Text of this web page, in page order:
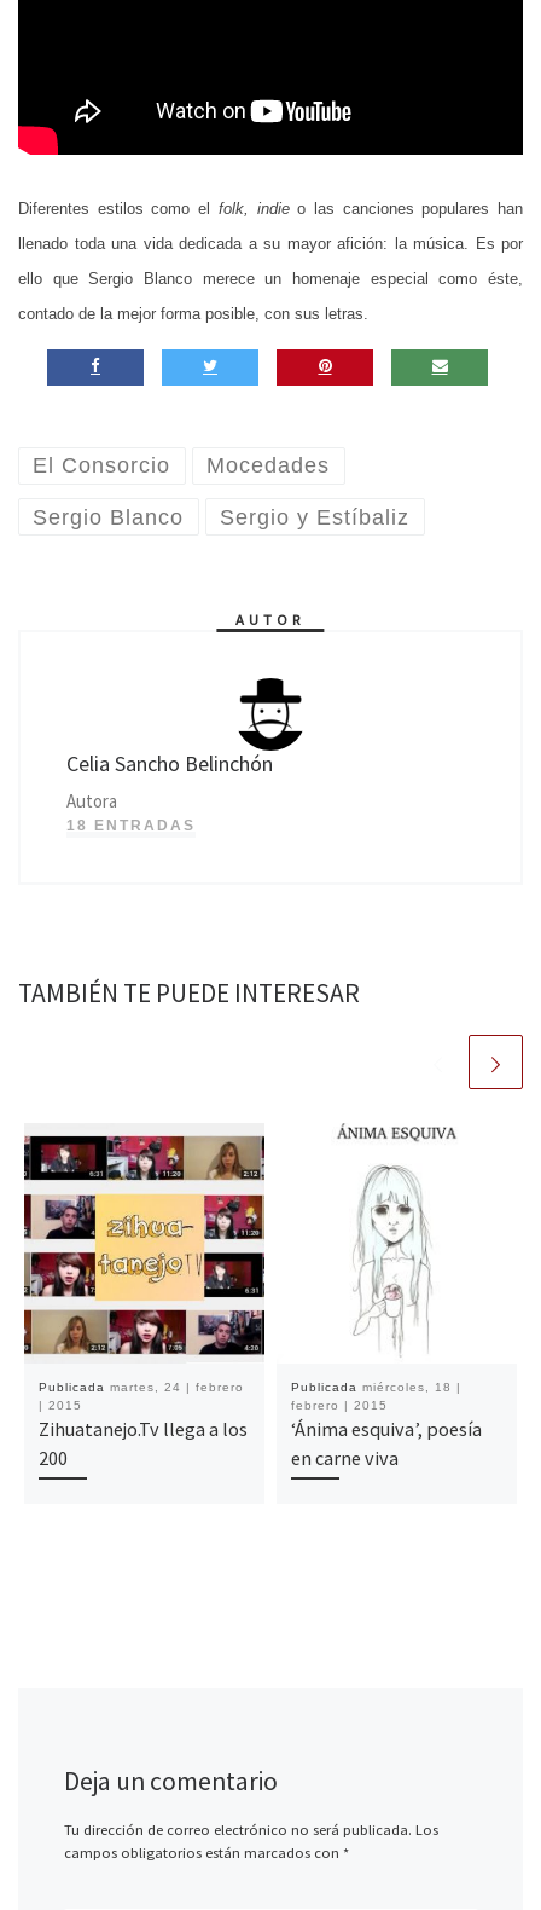
Diferentes estilos como el folk, indieo las canciones populares han
llenado toda una vida dedicada a su mayor afición: la música. Es por
ello que Sergio Blanco merece un homenaje especial como éste,
contado de la mejor forma posible, con sus letras.
El Consorcio Mocedades
Sergio Blanco Sergio y Estíbaliz
AUTOR
Celia Sancho Belinchón
Autora
18 ENTRADAS
TAMBIÉN TE PUEDE INTERESAR
Publicada martes, 24 | febrero
| 2015
Zihuatanejo.Tv llega a los
200
Publicada miércoles, 18 |
febrero | 2015
‘Ánima esquiva’, poesía
en carne viva
Deja un comentario
Tu dirección de correo electrónico no será publicada. Los
campos obligatorios están marcados con *